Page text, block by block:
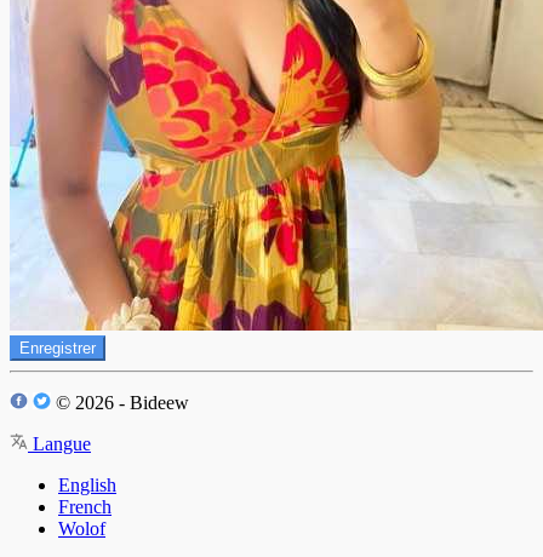
Enregistrer
© 2026 - Bideew
Langue
English
French
Wolof